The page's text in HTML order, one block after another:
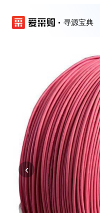
寻源宝典
‹